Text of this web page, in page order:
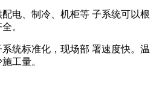
电、制冷、机柜等 子系统可以根
。
统标准化，现场部 署速度快。温
工量。